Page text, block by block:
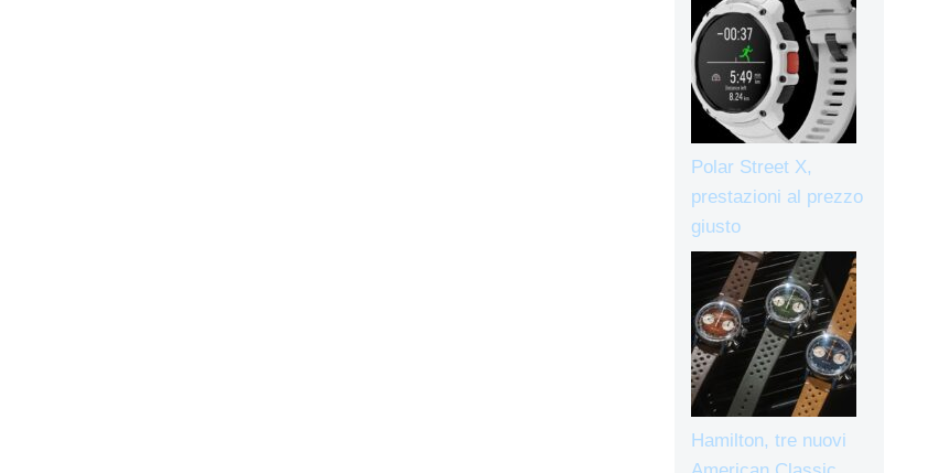
Polar Street X,
prestazioni al prezzo
giusto
Hamilton, tre nuovi